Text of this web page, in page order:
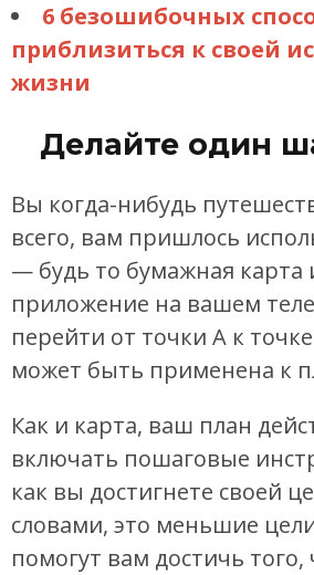
6 безошибочных
приблизиться к своей
жизни
Делайте один
Вы когда-нибудь
всего, вам пришлось
— будь то бумажная карта
приложение на вашем
перейти от точки А к
может быть применена к
Как и карта, ваш план
включать пошаговые
как вы достигнете своей
словами, это меньшие
помогут вам достичь